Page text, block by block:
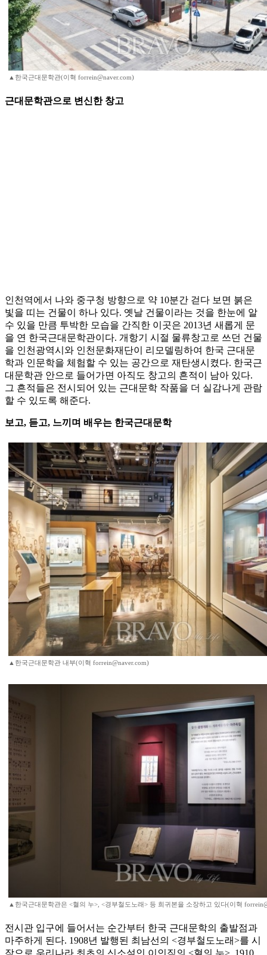
▲한국근대문학관(이혁 forrein@naver.com)
근대문학관으로 변신한 창고
인천역에서 나와 중구청 방향으로 약 10분간 걷다 보면 붉은
빛을 띠는 건물이 하나 있다. 옛날 건물이라는 것을 한눈에 알
수 있을 만큼 투박한 모습을 간직한 이곳은 2013년 새롭게 문
을 연 한국근대문학관이다. 개항기 시절 물류창고로 쓰던 건물
을 인천광역시와 인천문화재단이 리모델링하여 한국 근대문
학과 인문학을 체험할 수 있는 공간으로 재탄생시켰다. 한국근
대문학관 안으로 들어가면 아직도 창고의 흔적이 남아 있다.
그 흔적들은 전시되어 있는 근대문학 작품을 더 실감나게 관람
할 수 있도록 해준다.
보고, 듣고, 느끼며 배우는 한국근대문학
▲한국근대문학관 내부(이혁 forrein@naver.com)
▲한국근대문학관은 <혈의 누>, <경부철도노래> 등 희귀본을 소장하고 있다(이혁
전시관 입구에 들어서는 순간부터 한국 근대문학의 출발점과
마주하게 된다. 1908년 발행된 최남선의 <경부철도노래>를 시